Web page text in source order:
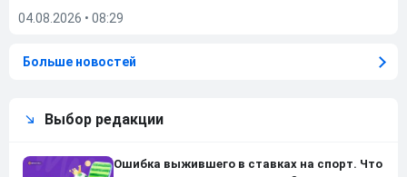
04.08.2026 • 08:29
Больше новостей
Выбор редакции
Ошибка выжившего в ставках на спорт. Что